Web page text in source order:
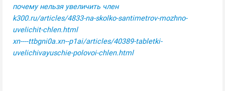
почему нельзя увеличить член
k300.ru/articles/4833-na-skolko-santimetrov-mozhno-
uvelichit-chlen.html
xn----ttbgni0a.xn--p1ai/articles/40389-tabletki-
uvelichivayuschie-polovoi-chlen.html